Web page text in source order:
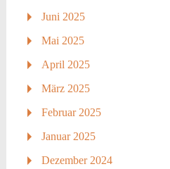
Juni 2025
Mai 2025
April 2025
März 2025
Februar 2025
Januar 2025
Dezember 2024